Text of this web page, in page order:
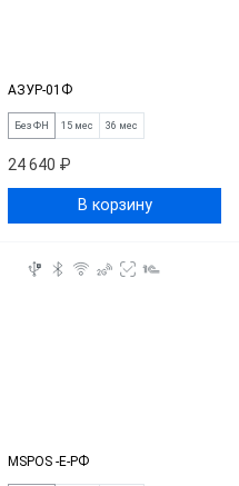
АЗУР-01Ф
Без ФН 15 мес 36 мес
24 640 ₽
В корзину
MSPOS -Е-РФ